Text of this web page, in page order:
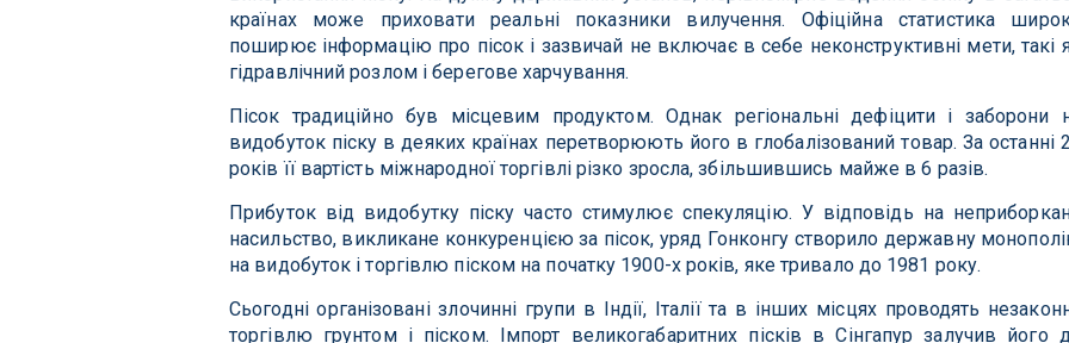
країнах може приховати реальні показники вилучення. Офіційна статистика
поширює інформацію про пісок і зазвичай не включає в себе неконструктивні мети, такі
гідравлічний розлом і берегове харчування.
Пісок традиційно був місцевим продуктом. Однак регіональні дефіцити і заборони
видобуток піску в деяких країнах перетворюють його в глобалізований товар. За останні
років її вартість міжнародної торгівлі різко зросла, збільшившись майже в 6 разів.
Прибуток від видобутку піску часто стимулює спекуляцію. У відповідь на
насильство, викликане конкуренцією за пісок, уряд Гонконгу створило державну
на видобуток і торгівлю піском на початку 1900-х років, яке тривало до 1981 року.
Сьогодні організовані злочинні групи в Індії, Італії та в інших місцях проводять
торгівлю грунтом і піском. Імпорт великогабаритних пісків в Сінгапур залучив його